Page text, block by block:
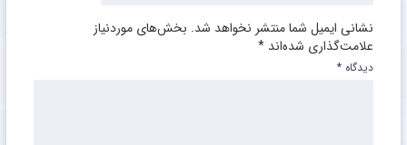
نشانی ایمیل شما منتشر نخواهد شد. بخش‌های موردنیاز
علامت‌گذاری شده‌اند *
دیدگاه *